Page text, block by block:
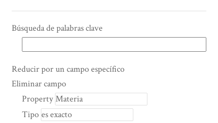
Búsqueda de palabras clave
Number
rows
Reducir por un campo específico
Search Property
Tipo de búsqueda
Términos de búsqueda
Ensamblador de Búsqueda
Eliminar campo
Property
Tipo